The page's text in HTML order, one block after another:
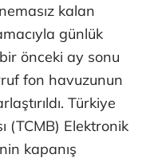
kalan
günlük
önceki ay sonu
fon havuzunun
Türkiye
(TCMB) Elektronik
kapanış